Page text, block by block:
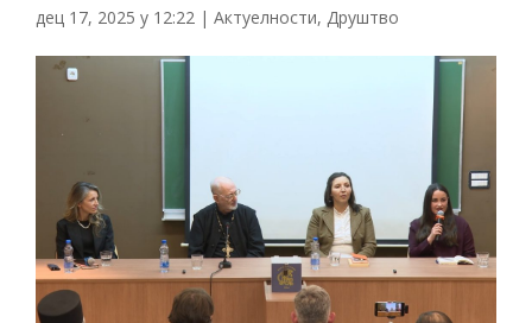
дец 17, 2025 у 12:22 | Актуелности, Друштво